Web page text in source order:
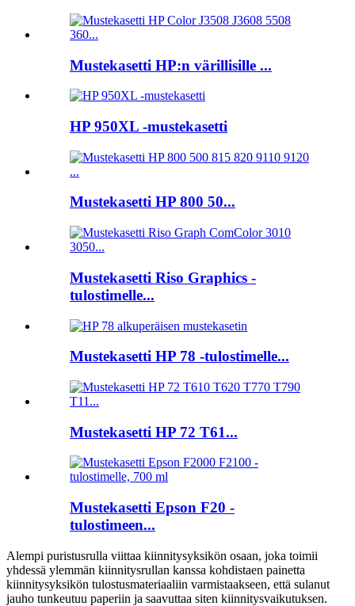
Mustekasetti HP:n värillisille ...
HP 950XL -mustekasetti
Mustekasetti HP 800 50...
Mustekasetti Riso Graphics -
tulostimelle...
Mustekasetti HP 78 -tulostimelle...
Mustekasetti HP 72 T61...
Mustekasetti Epson F20 -
tulostimeen...
Alempi puristusrulla viittaa kiinnitysyksikön osaan, joka toimii
yhdessä ylemmän kiinnitysrullan kanssa kohdistaen painetta
kiinnitysyksikön tulostusmateriaaliin varmistaakseen, että sulanut
jauho tunkeutuu paperiin ja saavuttaa siten kiinnitysvaikutuksen.